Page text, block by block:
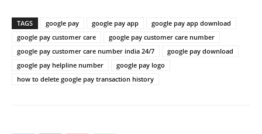
TAGS google pay google pay app
google pay app download
google pay customer care
google pay customer care number
google pay customer care number india 24/7
google pay download
google pay helpline number
google pay logo
how to delete google pay transaction history